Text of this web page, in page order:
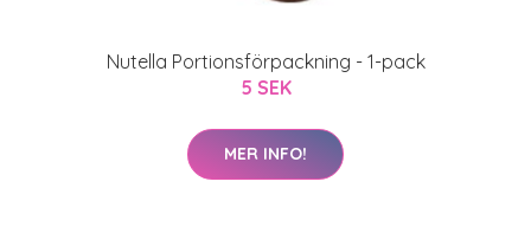
Nutella Portionsförpackning - 1-pack
5 SEK
MER INFO!